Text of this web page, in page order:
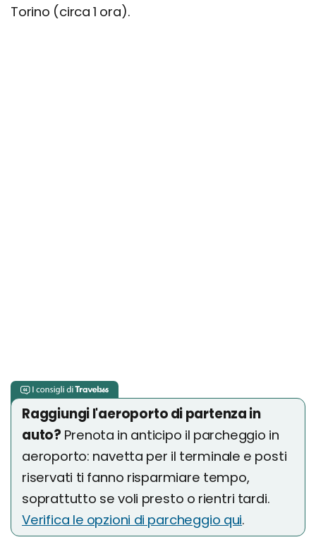
Torino (circa 1 ora).
Raggiungi l'aeroporto di partenza in
auto? Prenota in anticipo il parcheggio in
aeroporto: navetta per il terminale e posti
riservati ti fanno risparmiare tempo,
soprattutto se voli presto o rientri tardi.
Verifica le opzioni di parcheggio qui.